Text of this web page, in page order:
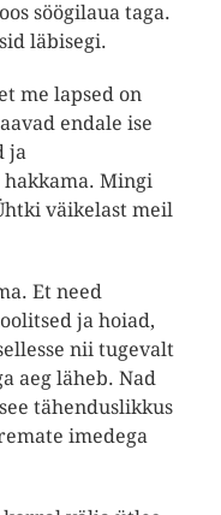
söögilaua taga.
läbisegi.
me lapsed on
endale ise
ja
hakkama. Mingi
väikelast meil
Et need
ja hoiad,
nii tugevalt
aeg läheb. Nad
tähenduslikkus
imedega